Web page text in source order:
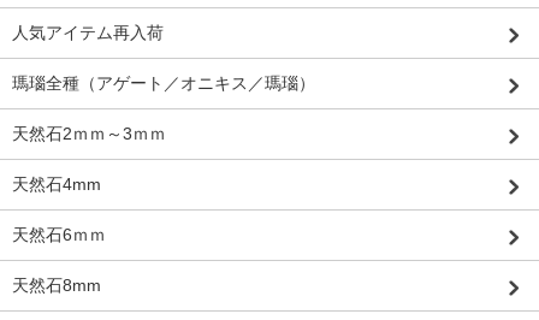
人気アイテム再入荷
瑪瑙全種（アゲート／オニキス／瑪瑙）
天然石2ｍｍ～3ｍｍ
天然石4mm
天然石6ｍｍ
天然石8mm